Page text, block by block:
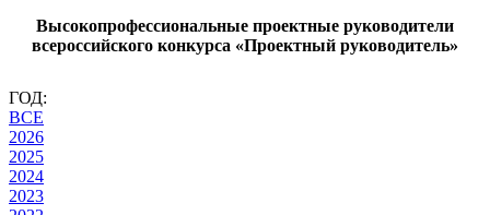
Высокопрофессиональные проектные руководители
всероссийского конкурса «Проектный руководитель»
ГОД:
ВСЕ
2026
2025
2024
2023